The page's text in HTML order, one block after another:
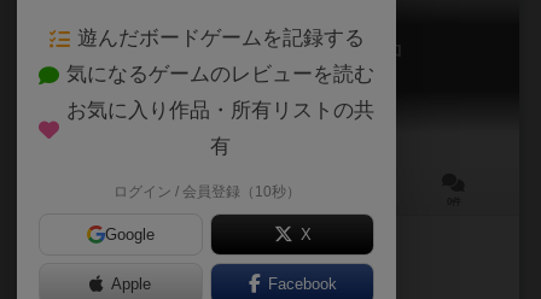
ゾンビサイド リオZジャネイロ
Zombicide (2nd Edition): Rio Z Janeiro
60～120分
作品説明文の編集者を募集中
遊んだボードゲームを記録する
気になるゲームのレビューを読む
お気に入り作品・所有リストの共
有
ログイン / 会員登録（10秒）
Google X
Apple Facebook